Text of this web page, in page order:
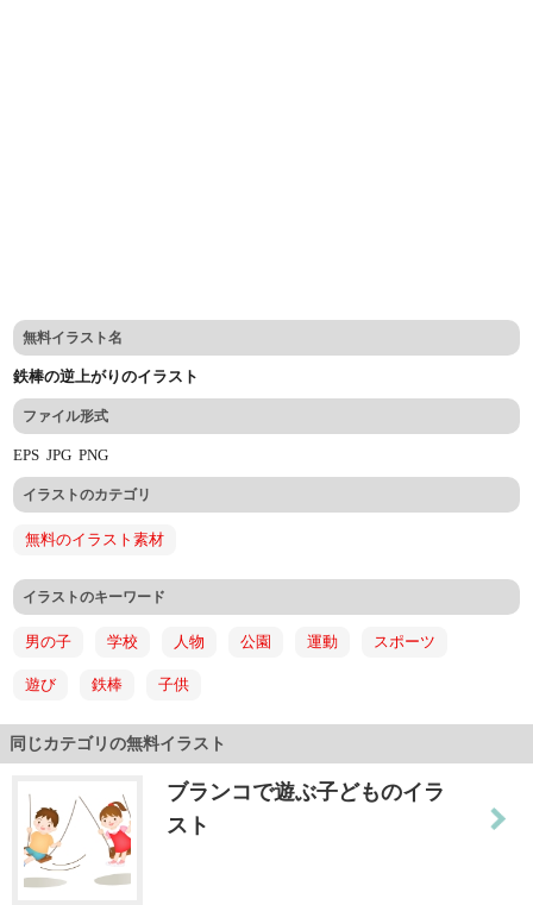
無料イラスト名
鉄棒の逆上がりのイラスト
ファイル形式
EPSJPGPNG
イラストのカテゴリ
無料のイラスト素材
イラストのキーワード
男の子 学校 人物 公園 運動 スポーツ
遊び 鉄棒 子供
同じカテゴリの無料イラスト
ブランコで遊ぶ子どものイラ
スト